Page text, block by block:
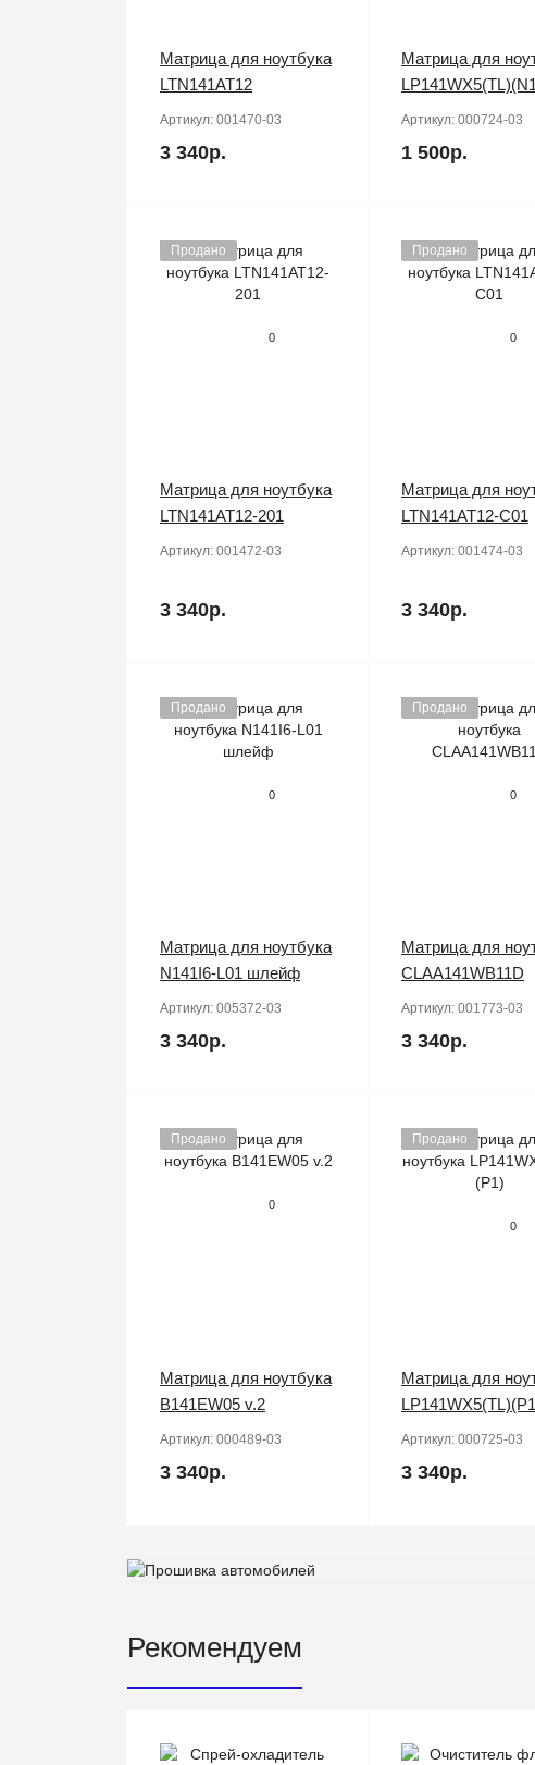
Матрица для ноутбука
LTN141AT12
Артикул: 001470-03
3 340р.
Матрица для
Артикул: 000724-03
1 500р.
Продано
0
Матрица для ноутбука
LTN141AT12-201
Артикул: 001472-03
3 340р.
Продано
0
Матрица для
LTN141AT12-C01
Артикул: 001474-03
3 340р.
Продано
0
Матрица для ноутбука
N141I6-L01 шлейф
Артикул: 005372-03
3 340р.
Продано
0
Матрица для
CLAA141WB11D
Артикул: 001773-03
3 340р.
Продано
0
Матрица для ноутбука
B141EW05 v.2
Артикул: 000489-03
3 340р.
Продано
0
Матрица для
Артикул: 000725-03
3 340р.
Рекомендуем